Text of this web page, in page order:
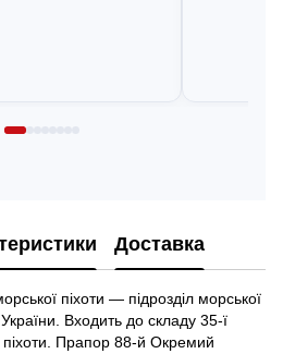
Доставка
піхоти — підрозділ морської
Входить до складу 35-ї
піхоти. Прапор 88-й Окремий